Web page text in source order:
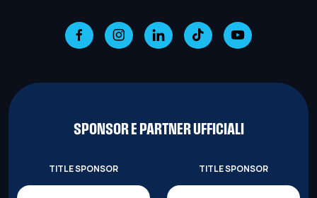
SPONSOR E PARTNER UFFICIALI
TITLE SPONSOR TITLE SPONSOR